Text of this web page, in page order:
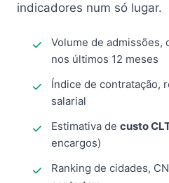
indicadores num só lugar.
Volume de admissões,
nos últimos 12 meses
Índice de contratação,
salarial
Estimativa de custo
encargos)
Ranking de cidades,